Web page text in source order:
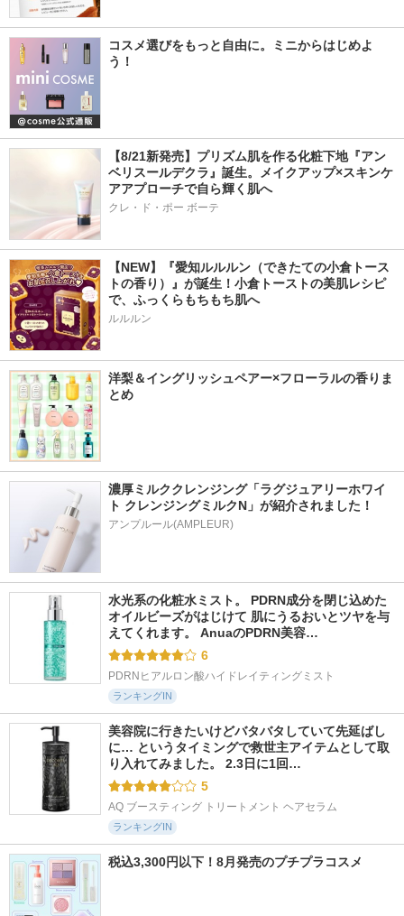
コスメ選びをもっと自由に。ミニからはじめよ
う！
【8/21新発売】プリズム肌を作る化粧下地『アン
ベリスールデクラ』誕生。メイクアップ×スキンケ
アアプローチで自ら輝く肌へ
クレ・ド・ポー ボーテ
【NEW】『愛知ルルルン（できたての小倉トース
トの香り）』が誕生！小倉トーストの美肌レシピ
で、ふっくらもちもち肌へ
ルルルン
洋梨＆イングリッシュペアー×フローラルの香りま
とめ
濃厚ミルククレンジング「ラグジュアリーホワイ
ト クレンジングミルクN」が紹介されました！
アンプルール(AMPLEUR)
水光系の化粧水ミスト。 PDRN成分を閉じ込めた
オイルビーズがはじけて 肌にうるおいとツヤを与
えてくれます。 AnuaのPDRN美容…
6
PDRNヒアルロン酸ハイドレイティングミスト
ランキングIN
美容院に行きたいけどバタバタしていて先延ばし
に… というタイミングで救世主アイテムとして取
り入れてみました。 2.3日に1回…
5
AQ ブースティング トリートメント ヘアセラム
ランキングIN
税込3,300円以下！8月発売のプチプラコスメ